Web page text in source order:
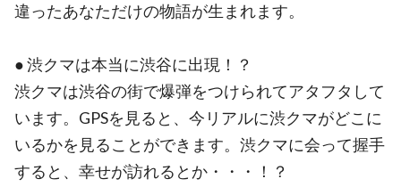
違ったあなただけの物語が生まれます。
● 渋クマは本当に渋谷に出現！？
渋クマは渋谷の街で爆弾をつけられてアタフタして
います。GPSを見ると、今リアルに渋クマがどこに
いるかを見ることができます。渋クマに会って握手
すると、幸せが訪れるとか・・・！？